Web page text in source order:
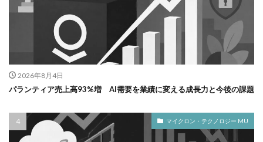
2026年8月4日
パランティア売上高93%増 AI需要を業績に変える成長力と今後の課題
マイクロン・テクノロジー MU